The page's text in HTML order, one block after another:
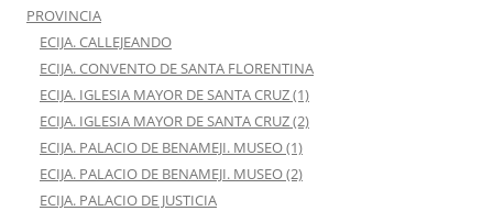
PROVINCIA
ECIJA. CALLEJEANDO
ECIJA. CONVENTO DE SANTA FLORENTINA
ECIJA. IGLESIA MAYOR DE SANTA CRUZ (1)
ECIJA. IGLESIA MAYOR DE SANTA CRUZ (2)
ECIJA. PALACIO DE BENAMEJI. MUSEO (1)
ECIJA. PALACIO DE BENAMEJI. MUSEO (2)
ECIJA. PALACIO DE JUSTICIA